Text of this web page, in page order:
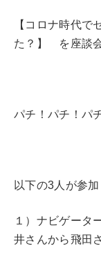
【コロナ時代で
た？】 を座談
パチ！パチ！パ
以下の3人が参
１）ナビゲータ
井さんから飛田